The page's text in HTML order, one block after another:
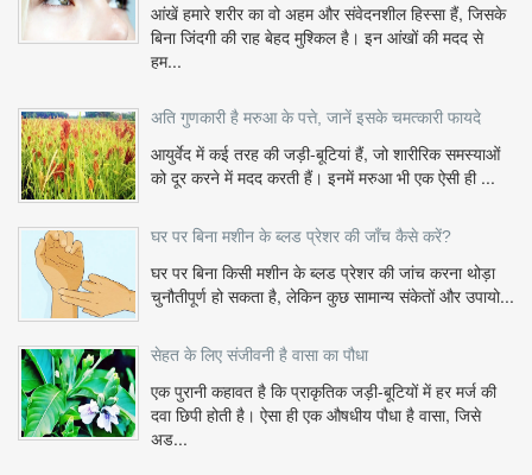
आंखें हमारे शरीर का वो अहम और संवेदनशील हिस्सा हैं, जिसके
बिना जिंदगी की राह बेहद मुश्किल है। इन आंखों की मदद से
हम...
अति गुणकारी है मरुआ के पत्ते, जानें इसके चमत्कारी फायदे
आयुर्वेद में कई तरह की जड़ी-बूटियां हैं, जो शारीरिक समस्याओं
को दूर करने में मदद करती हैं। इनमें मरुआ भी एक ऐसी ही ...
घर पर बिना मशीन के ब्लड प्रेशर की जाँच कैसे करें?
घर पर बिना किसी मशीन के ब्लड प्रेशर की जांच करना थोड़ा
चुनौतीपूर्ण हो सकता है, लेकिन कुछ सामान्य संकेतों और उपायो...
सेहत के लिए संजीवनी है वासा का पौधा
एक पुरानी कहावत है कि प्राकृतिक जड़ी-बूटियों में हर मर्ज की
दवा छिपी होती है। ऐसा ही एक औषधीय पौधा है वासा, जिसे
अड...